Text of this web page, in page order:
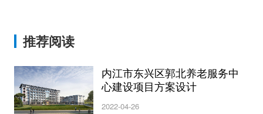
推荐阅读
内江市东兴区郭北养老服务中
心建设项目方案设计
2022-04-26